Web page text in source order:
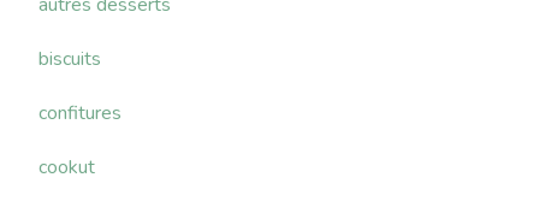
biscuits
confitures
cookut